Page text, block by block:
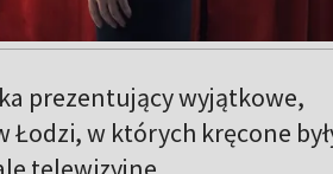
prezentujący wyjątkowe,
Łodzi, w których kręcone